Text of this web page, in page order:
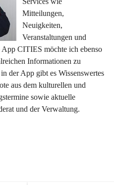
Mitteilungen,
Neuigkeiten,
Veranstaltungen und
CITIES möchte ich ebenso
Informationen zu
der App gibt es Wissenswertes
aus dem kulturellen und
sowie aktuelle
und der Verwaltung.